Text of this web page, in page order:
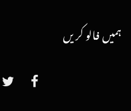
ہمیں فالو کریں